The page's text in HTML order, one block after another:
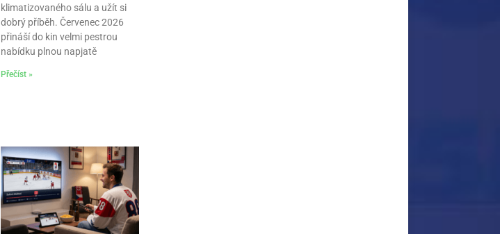
klimatizovaného sálu a užít si
dobrý příběh. Červenec 2026
přináší do kin velmi pestrou
nabídku plnou napjatě
Přečíst »